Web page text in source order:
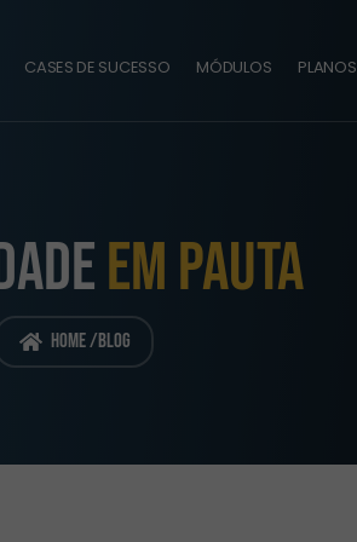
CASES DE SUCESSO MÓDULOS PLANOS
EM PAUTA
Home /Blog